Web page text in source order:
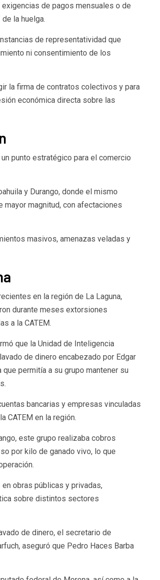
de pagos mensuales o de
la huelga.
de representatividad que
ni consentimiento de los
la firma de contratos colectivos y para
económica directa sobre las
punto estratégico para el comercio
y Durango, donde el mismo
magnitud, con afectaciones
masivos, amenazas veladas y
en la región de La Laguna,
durante meses extorsiones
a la CATEM.
que la Unidad de Inteligencia
de dinero encabezado por Edgar
permitía a su grupo mantener su
bancarias y empresas vinculadas
CATEM en la región.
este grupo realizaba cobros
por kilo de ganado vivo, lo que
obras públicas y privadas,
sobre distintos sectores
de dinero, el secretario de
aseguró que Pedro Haces Barba